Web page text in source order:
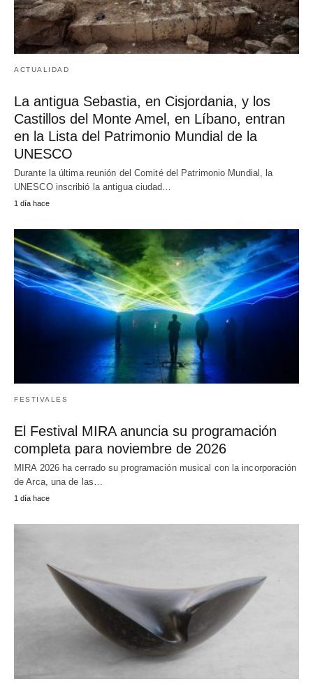
ACTUALIDAD
La antigua Sebastia, en Cisjordania, y los
Castillos del Monte Amel, en Líbano, entran
en la Lista del Patrimonio Mundial de la
UNESCO
Durante la última reunión del Comité del Patrimonio Mundial, la
UNESCO inscribió la antigua ciudad…
1 día hace
FESTIVALES
El Festival MIRA anuncia su programación
completa para noviembre de 2026
MIRA 2026 ha cerrado su programación musical con la incorporación
de Arca, una de las…
1 día hace